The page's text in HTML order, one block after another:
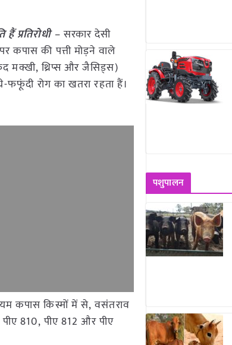
प्रतिरोधी– सरकार देसी
कपास की पत्ती मोड़ने वाले
मक्खी, थ्रिप्स और जैसिड्स)
फफूंदी रोग का खतरा रहता हैं।
कपास किस्मों में से, वसंतराव
पीए 810, पीए 812 और पीए
पशुपालन